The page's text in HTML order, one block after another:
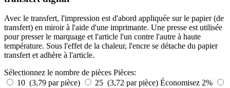
Avec le transfert, l'impression est d'abord appliquée sur le papier (de
transfert) en miroir à l'aide d'une imprimante. Une presse est utilisée
pour presser le marquage et l'article l'un contre l'autre à haute
température. Sous l'effet de la chaleur, l'encre se détache du papier
transfert et adhère à l'article.
Sélectionnez le nombre de pièces Pièces:
10 (3,79 par pièce)
25 (3,72 par pièce) Économisez 2%